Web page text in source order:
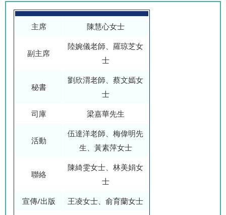
主席 陳慧心女士
副主席
陸婉儀老師、羅琼芝女
士
秘書
劉欣渭老師、蔡文嫣女
士
司庫
梁嘉華先生
活動
伍達洋老師、梅偉明先
生、黃素萍女士
聯絡
陳綺雯女士、林美娟女
士
宣傳/出版
王凌女士、俞育蘭女士